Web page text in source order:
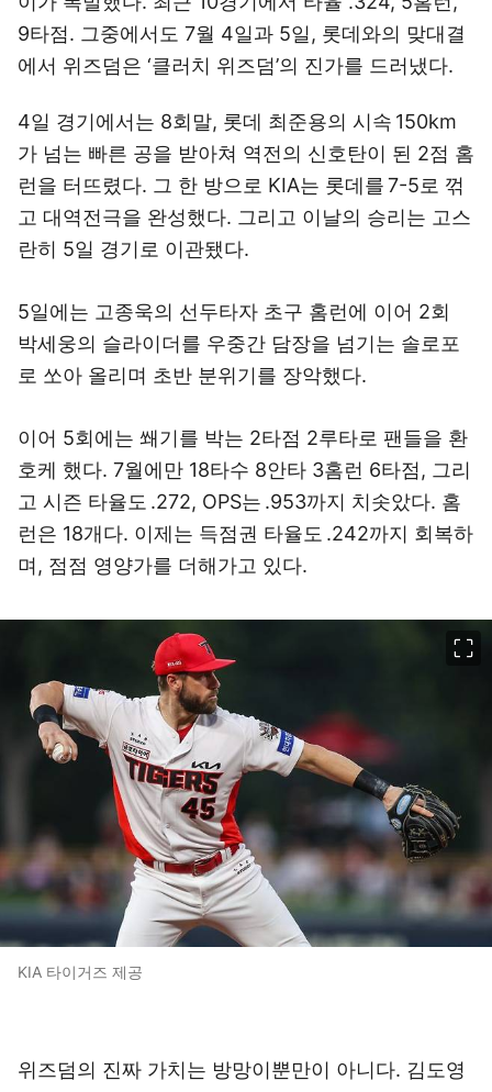
9타점. 그중에서도 7월 4일과 5일, 롯데와의 맞대결
에서 위즈덤은 ‘클러치 위즈덤’의 진가를 드러냈다.
4일 경기에서는 8회말, 롯데 최준용의 시속 150km
가 넘는 빠른 공을 받아쳐 역전의 신호탄이 된 2점 홈
런을 터뜨렸다. 그 한 방으로 KIA는 롯데를 7-5로 꺾
고 대역전극을 완성했다. 그리고 이날의 승리는 고스
란히 5일 경기로 이관됐다.
5일에는 고종욱의 선두타자 초구 홈런에 이어 2회
박세웅의 슬라이더를 우중간 담장을 넘기는 솔로포
로 쏘아 올리며 초반 분위기를 장악했다.
이어 5회에는 쐐기를 박는 2타점 2루타로 팬들을 환
호케 했다. 7월에만 18타수 8안타 3홈런 6타점, 그리
고 시즌 타율도 .272, OPS는 .953까지 치솟았다. 홈
런은 18개다. 이제는 득점권 타율도 .242까지 회복하
며, 점점 영양가를 더해가고 있다.
KIA 타이거즈 제공
위즈덤의 진짜 가치는 방망이뿐만이 아니다. 김도영